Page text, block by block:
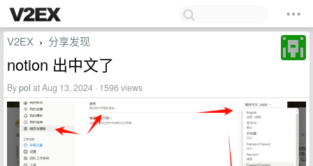
V2EX › 分享发现
notion 出中文了
Bypol at Aug 13, 2024 · 1596 views